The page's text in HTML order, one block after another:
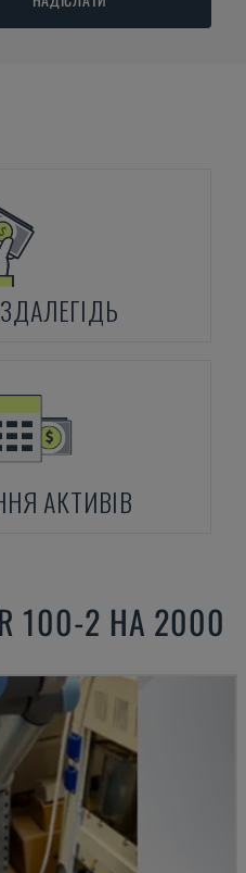
АКТИВІВ
100-2 HA 2000